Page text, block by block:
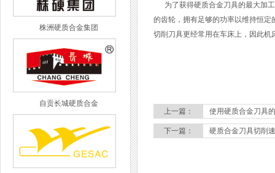
株洲硬质合金集团
自贡长城硬质合金
为了获得硬质合金刀具的最大加工
的齿轮，拥有足够的功率以维持恒
切削刀具更经常用在车床上，因此
上一篇： 使用硬质合金刀具
下一篇： 硬质合金刀具切削